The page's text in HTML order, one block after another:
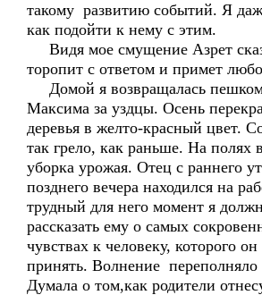
такому развитию событий. Я
как подойти к нему с этим.
Видя мое смущение Азрет
торопит с ответом и примет
Домой я возвращалась
Максима за уздцы. Осень
деревья в желто-красный цвет.
так грело, как раньше. На полях
уборка урожая. Отец с раннего
позднего вечера находился на
трудный для него момент я
рассказать ему о самых
чувствах к человеку, которого
принять. Волнение
Думала о том,как родители